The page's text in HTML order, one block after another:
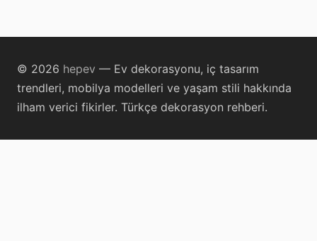
© 2026 hepev — Ev dekorasyonu, iç tasarım
trendleri, mobilya modelleri ve yaşam stili hakkında
ilham verici fikirler. Türkçe dekorasyon rehberi.